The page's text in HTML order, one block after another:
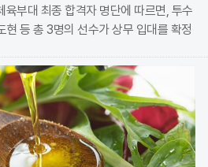
부대 최종 합격자 명단에 따르면, 투수
현 등 총 3명의 선수가 상무 입대를 확정
과